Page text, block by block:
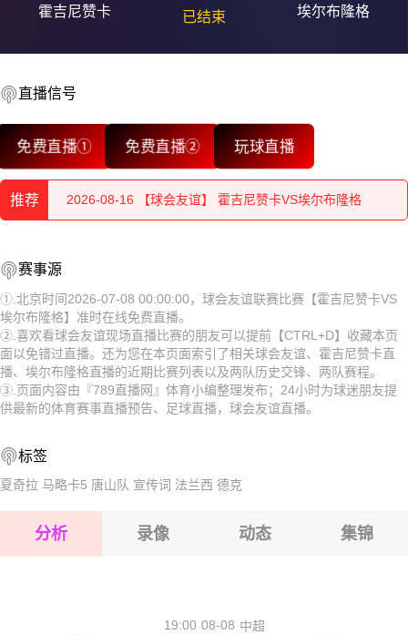
霍吉尼赞卡 已结束 埃尔布隆格
直播信号
免费直播① 免费直播② 玩球直播
推荐
2026-08-16 【球会友谊】 霍吉尼赞卡VS埃尔布隆格
2026-08-16 【球会友谊】 霍吉尼赞卡VS埃尔布隆格
2026-08-16 【球会友谊】 霍吉尼赞卡VS埃尔布隆格
2026-08-16 【球会友谊】 霍吉尼赞卡VS埃尔布隆格
2026-08-16 【球会友谊】 霍吉尼赞卡VS埃尔布隆格
2026-08-16 【球会友谊】 霍吉尼赞卡VS埃尔布隆格
2026-08-16 【球会友谊】 霍吉尼赞卡VS埃尔布隆格
2026-08-16 【球会友谊】 霍吉尼赞卡VS埃尔布隆格
2026-08-16 【球会友谊】 霍吉尼赞卡VS埃尔布隆格
2026-08-16 【球会友谊】 霍吉尼赞卡VS埃尔布隆格
赛事源
①.北京时间2026-07-08 00:00:00，球会友谊联赛比赛【霍吉尼赞卡VS
埃尔布隆格】准时在线免费直播。
②.喜欢看球会友谊现场直播比赛的朋友可以提前【CTRL+D】收藏本页
面以免错过直播。还为您在本页面索引了相关球会友谊、霍吉尼赞卡直
播、埃尔布隆格直播的近期比赛列表以及两队历史交锋、两队赛程。
③.页面内容由『789直播网』体育小编整理发布；24小时为球迷朋友提
供最新的体育赛事直播预告、足球直播，球会友谊直播。
标签
夏奇拉 马略卡5 唐山队 宣传词 法兰西 德克
分析 录像 动态 集锦
08-08
19:00 中超